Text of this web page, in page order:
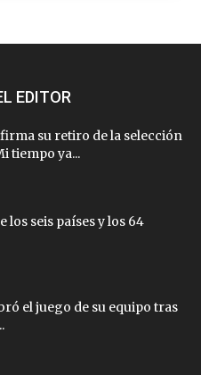
EDITOR
su retiro de la selección
tiempo ya...
los seis países y los 64
el juego de su equipo tras